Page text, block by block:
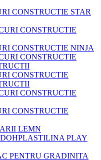
CONSTRUCTIE STAR
CONSTRUCTIE NINJA
CONSTRUCTIE
CONSTRUCTIE
LEMN
PLASTILINA PLAY